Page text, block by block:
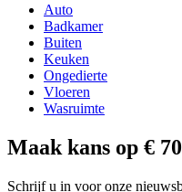
Auto
Badkamer
Buiten
Keuken
Ongedierte
Vloeren
Wasruimte
Maak kans op €
Schrijf u in voor onze